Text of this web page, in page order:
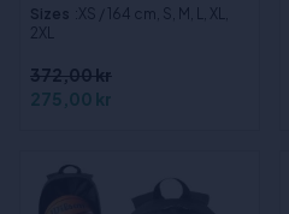
Sizes :XS / 164 cm, S, M, L, XL,
2XL
372,00 kr
275,00 kr